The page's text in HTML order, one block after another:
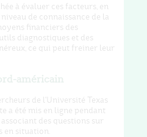
à évaluer ces facteurs, en
de connaissance de la
financiers des
diagnostiques et des
ce qui peut freiner leur
de l'Université Texas
a été mis en ligne pendant
des questions sur
en situation.